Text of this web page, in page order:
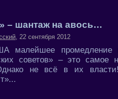
– шантаж на авось…
, 22 сентября 2012
малейшее промедление
советов» – это самое
не всё в их